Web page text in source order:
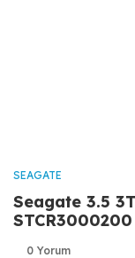
SEAGATE
Seagate 3.5
STCR3000200
0 Yorum